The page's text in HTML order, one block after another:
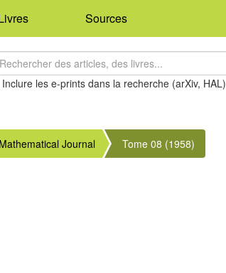
Sources
Inclure les e-prints dans la recherche (arXiv, HAL)
Journal Tome 08 (1958)